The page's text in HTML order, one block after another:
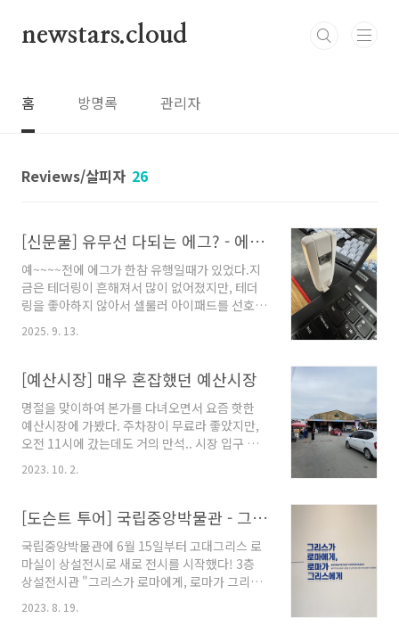
newstars.cloud
홈 방명록 관리자
Reviews/살피자 26
[신문물] 유무선 다되는 에그? - 에듀플레이어 라우터
예~~~~전에 에그가 한참 유행일때가 있었다.지
금은 테더링이 흔해져서 많이 없어졌지만, 테더
링을 좋아하지 않아서 셀룰러 아이패드를 선호하
며LTE 모뎀이 있는 레노버를 선호한다.물론 주
로 맥북을 쓰는데, 맥북엔 도대체 왜 안나오는 건
서"왓츠인마이백" 같은 콘텐츠를 많이 보는데,우
문물을 발견했
다.https://youtu.be/cyDG5pRxv3g?
si=hohGLtyAaT16ovYh&t=642 그래서 바로
구매한 그것! 찾아보면 ELR24 가 있고 ELR24
된다고 하니,태블릿이나 폰, 맥북에서 쓰고 싶으
면 꼭 Pro ..
2025. 9. 13.
[예산시장] 매우 혼잡했던 예산시장
명절을 맞이하여 본가를 다녀오면서 요즘 핫한
예산시장에 가봤다. 주차장이 무료라 좋았지만,
오전 11시에 갔는데도 거의 만석.. 시장 입구 부
터 주차관리 안되는데..... 시장 내부도 좋지만 주
차도 어떻게 해야할듯 먼저 장터광장 테이블 예
로 알림이 오는데, 번호 1개당 최대 4자리까지만
많았다. 명절이라 그런게 아니고 진짜 많았다. 명
절이라 문닫은 곳들도 있어서 연 곳으로만 몰린
거 같긴하다. 제일 오래 걸린 것 같은 꽈배기집.
결제도 줄이 있는데, 결제하고서도 순서까지 기
2023. 10. 2.
[도슨트 투어] 국립중앙박물관 - 그리스로마 전시회 (도슨트 채수한)
국립중앙박물관에 6월 15일부터 고대그리스 로
마실이 상설전시로 새로 전시를 시작했다! 3층
상설전시관 "그리스가 로마에게, 로마가 그리스
에게" 전시기간 : 2023년 6월 15일 (목) ~ 2027
년 5월 30일 (일) 전시장소 : 국립중앙박물관 상
2023. 8. 19.